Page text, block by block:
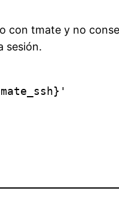
con tmate y no
sesión.